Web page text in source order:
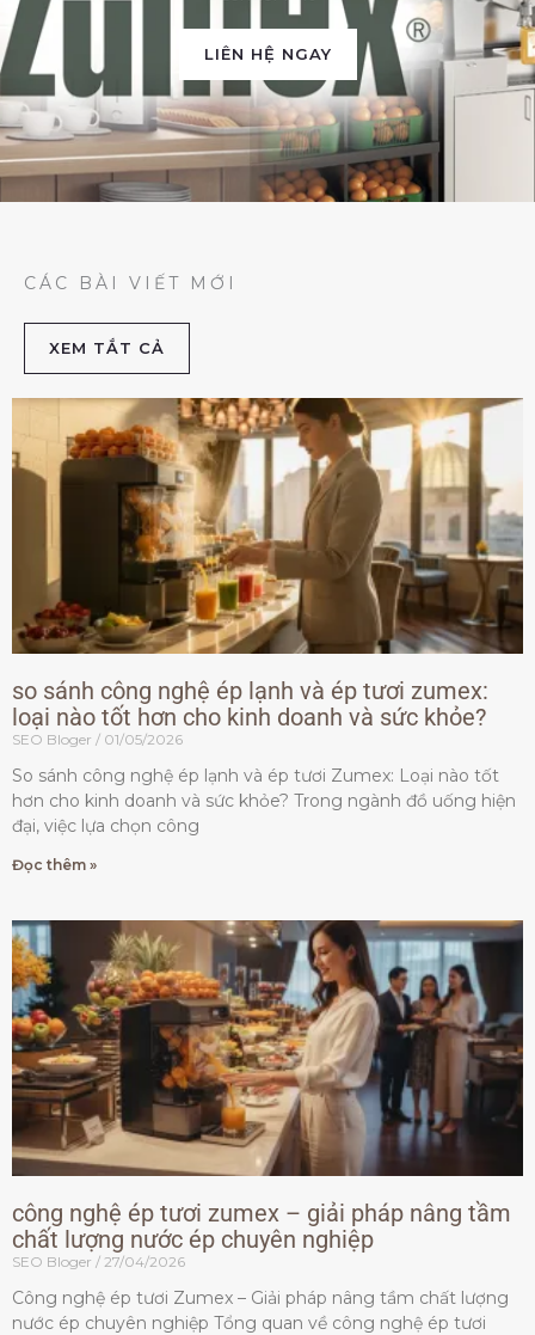
LIÊN HỆ NGAY
CÁC BÀI VIẾT MỚI
XEM TẮT CẢ
so sánh công nghệ ép lạnh và ép tươi zumex:
loại nào tốt hơn cho kinh doanh và sức khỏe?
SEO Bloger 01/05/2026
So sánh công nghệ ép lạnh và ép tươi Zumex: Loại nào tốt
hơn cho kinh doanh và sức khỏe? Trong ngành đồ uống hiện
đại, việc lựa chọn công
Đọc thêm »
công nghệ ép tươi zumex – giải pháp nâng tầm
chất lượng nước ép chuyên nghiệp
SEO Bloger 27/04/2026
Công nghệ ép tươi Zumex – Giải pháp nâng tầm chất lượng
nước ép chuyên nghiệp Tổng quan về công nghệ ép tươi